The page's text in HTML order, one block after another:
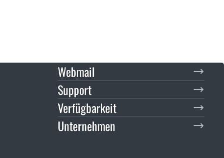
Webmail
Support
Verfügbarkeit
Unternehmen